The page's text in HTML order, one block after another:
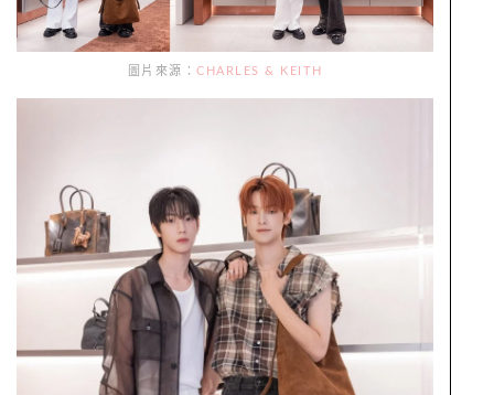
圖片來源： CHARLES & KEITH